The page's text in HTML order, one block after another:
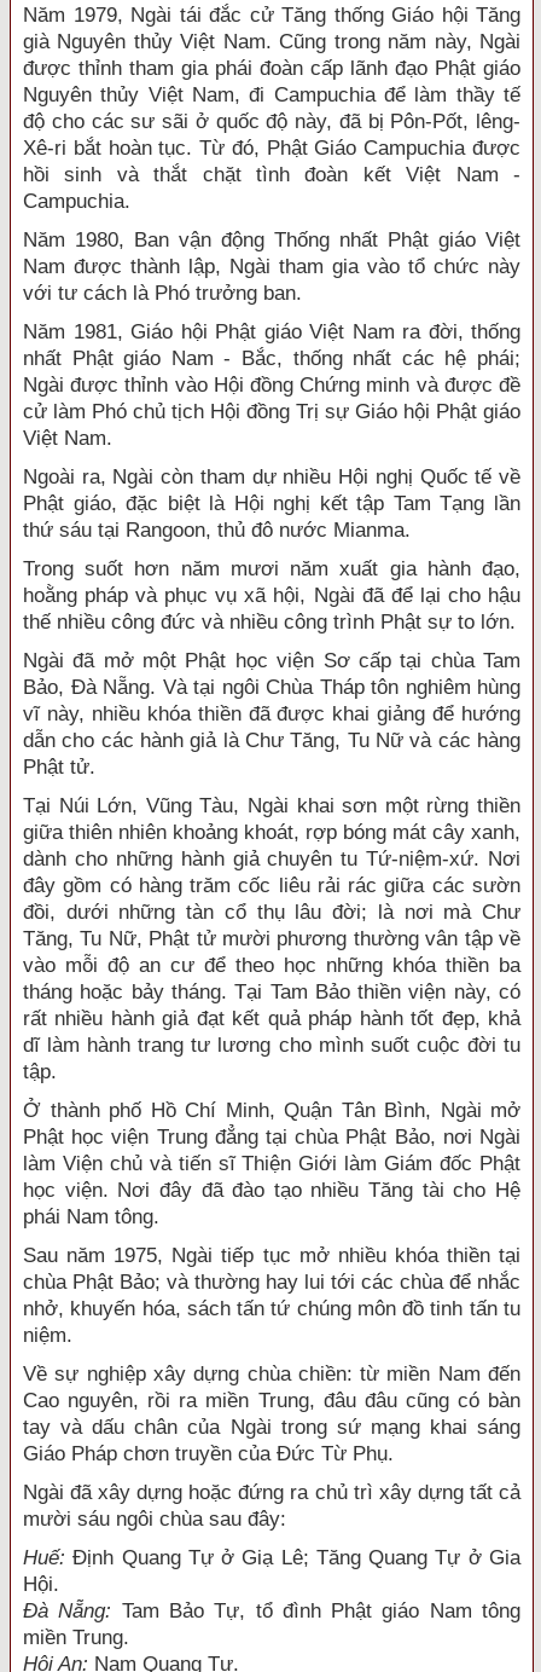
Năm 1979, Ngài tái đắc cử Tăng thống Giáo hội Tăng
già Nguyên thủy Việt Nam. Cũng trong năm này, Ngài
được thỉnh tham gia phái đoàn cấp lãnh đạo Phật giáo
Nguyên thủy Việt Nam, đi Campuchia để làm thầy tế
độ cho các sư sãi ở quốc độ này, đã bị Pôn-Pốt, lêng-
Xê-ri bắt hoàn tục. Từ đó, Phật Giáo Campuchia được
hồi sinh và thắt chặt tình đoàn kết Việt Nam -
Campuchia.
Năm 1980, Ban vận động Thống nhất Phật giáo Việt
Nam được thành lập, Ngài tham gia vào tổ chức này
với tư cách là Phó trưởng ban.
Năm 1981, Giáo hội Phật giáo Việt Nam ra đời, thống
nhất Phật giáo Nam - Bắc, thống nhất các hệ phái;
Ngài được thỉnh vào Hội đồng Chứng minh và được đề
cử làm Phó chủ tịch Hội đồng Trị sự Giáo hội Phật giáo
Việt Nam.
Ngoài ra, Ngài còn tham dự nhiều Hội nghị Quốc tế về
Phật giáo, đặc biệt là Hội nghị kết tập Tam Tạng lần
thứ sáu tại Rangoon, thủ đô nước Mianma.
Trong suốt hơn năm mươi năm xuất gia hành đạo,
hoằng pháp và phục vụ xã hội, Ngài đã để lại cho hậu
thế nhiều công đức và nhiều công trình Phật sự to lớn.
Ngài đã mở một Phật học viện Sơ cấp tại chùa Tam
Bảo, Đà Nẵng. Và tại ngôi Chùa Tháp tôn nghiêm hùng
vĩ này, nhiều khóa thiền đã được khai giảng để hướng
dẫn cho các hành giả là Chư Tăng, Tu Nữ và các hàng
Phật tử.
Tại Núi Lớn, Vũng Tàu, Ngài khai sơn một rừng thiền
giữa thiên nhiên khoảng khoát, rợp bóng mát cây xanh,
dành cho những hành giả chuyên tu Tứ-niệm-xứ. Nơi
đây gồm có hàng trăm cốc liêu rải rác giữa các sườn
đồi, dưới những tàn cổ thụ lâu đời; là nơi mà Chư
Tăng, Tu Nữ, Phật tử mười phương thường vân tập về
vào mỗi độ an cư để theo học những khóa thiền ba
tháng hoặc bảy tháng. Tại Tam Bảo thiền viện này, có
rất nhiều hành giả đạt kết quả pháp hành tốt đẹp, khả
dĩ làm hành trang tư lương cho mình suốt cuộc đời tu
tập.
Ở thành phố Hồ Chí Minh, Quận Tân Bình, Ngài mở
Phật học viện Trung đẳng tại chùa Phật Bảo, nơi Ngài
làm Viện chủ và tiến sĩ Thiện Giới làm Giám đốc Phật
học viện. Nơi đây đã đào tạo nhiều Tăng tài cho Hệ
phái Nam tông.
Sau năm 1975, Ngài tiếp tục mở nhiều khóa thiền tại
chùa Phật Bảo; và thường hay lui tới các chùa để nhắc
nhở, khuyến hóa, sách tấn tứ chúng môn đồ tinh tấn tu
niệm.
Về sự nghiệp xây dựng chùa chiền: từ miền Nam đến
Cao nguyên, rồi ra miền Trung, đâu đâu cũng có bàn
tay và dấu chân của Ngài trong sứ mạng khai sáng
Giáo Pháp chơn truyền của Đức Từ Phụ.
Ngài đã xây dựng hoặc đứng ra chủ trì xây dựng tất cả
mười sáu ngôi chùa sau đây:
Huế:Định Quang Tự ở Giạ Lê; Tăng Quang Tự ở Gia
Hội.
Đà Nẵng: Tam Bảo Tự, tổ đình Phật giáo Nam tông
miền Trung.
Hội An: Nam Quang Tự.